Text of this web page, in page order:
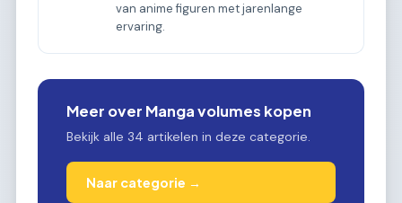
van anime figuren met jarenlange
ervaring.
Meer over Manga volumes kopen
Bekijk alle 34 artikelen in deze categorie.
Naar categorie →